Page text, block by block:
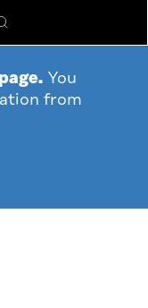
Search
You
from